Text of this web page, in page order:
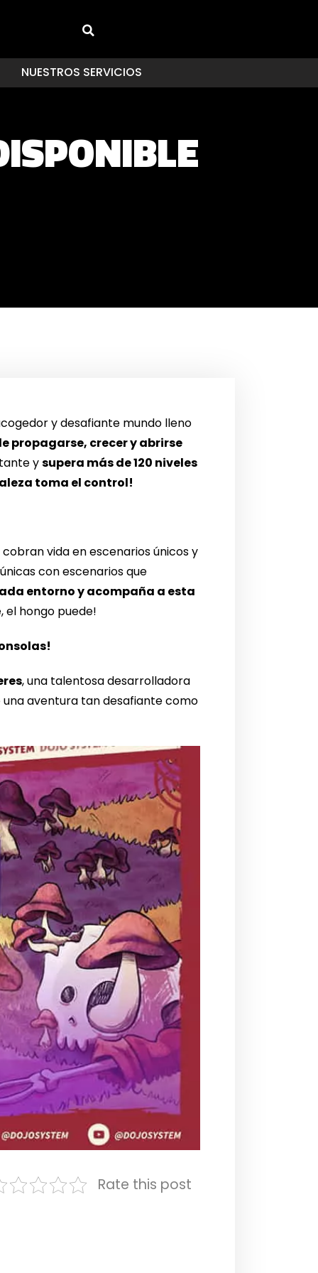
NUESTROS SERVICIOS
y desafiante mundo lleno
propagarse, crecer y abrirse
ysupera más de 120 niveles
toma el control!
vida en escenarios únicos y
con escenarios que
entorno y acompaña a esta
el hongo puede!
, una talentosa desarrolladora
una aventura tan desafiante como
Rate this post